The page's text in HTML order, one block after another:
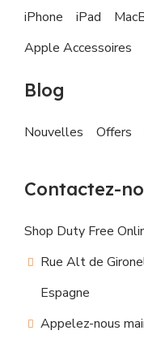
iPhone iPad
Apple Accessoires
Blog
Nouvelles Offers
Contactez-
Shop Duty Free
Rue Alt de
Espagne
Appelez-nous